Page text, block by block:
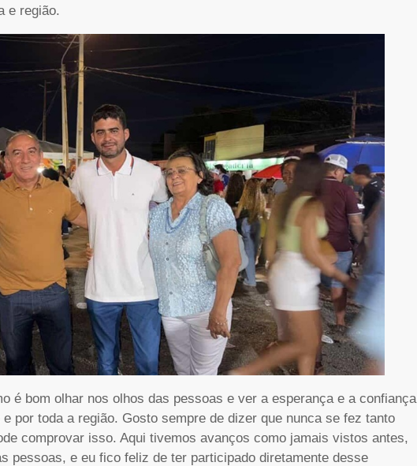
e região.
é bom olhar nos olhos das pessoas e ver a esperança e a confiança
por toda a região. Gosto sempre de dizer que nunca se fez tanto
comprovar isso. Aqui tivemos avanços como jamais vistos antes,
pessoas, e eu fico feliz de ter participado diretamente desse